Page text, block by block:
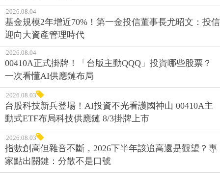
2026.08.04
基金規模2年增近70%！第一金投信董事長尤昭文：投信
迎向大資產管理時代
2026.08.04
00410A正式掛牌！「台版主動QQQ」投資哪些股票？
一次看懂AI供應鏈布局
2026.08.03
台股科技新兵登場！AI投資不光看護國神山 00410A主
動式ETF布局科技供應鏈 8/3掛牌上市
2026.08.03
指數創高但雜音不斷，2026下半年該追高還是觀望？專
家點出關鍵：分散不是口號